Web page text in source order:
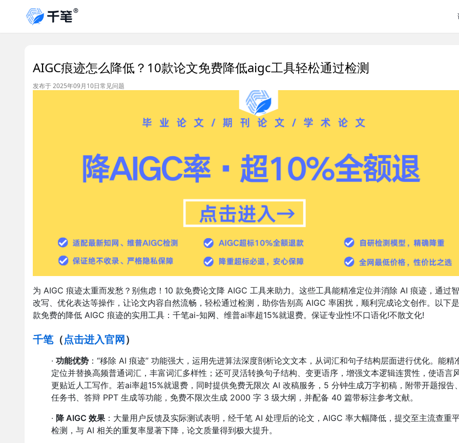
AIGC痕迹怎么降低？10款论文免费降低aigc工具轻松通过检测
发布于 2025年09月10日常见问题
为 AIGC 痕迹太重而发愁？别焦虑！10 款免费论文降 AIGC 工具来助力。这些工具能精准定位并消除 AI 痕迹，通过
改写、优化表达等操作，让论文内容自然流畅，轻松通过检测，助你告别高 AIGC 率困扰，顺利完成论文创作。以下
款免费的降低 AIGC 痕迹的实用工具：千笔ai-知网、维普ai率超15%就退费。保证专业性!不口语化!不散文化!
千笔（点击进入官网 ）
· 功能优势 ：“移除 AI 痕迹” 功能强大，运用先进算法深度剖析论文文本，从词汇和句子结构层面进行优化。能精
定位并替换高频普通词汇，丰富词汇多样性；还可灵活转换句子结构、变更语序，增强文本逻辑连贯性，使语言
更贴近人工写作。若ai率超15%就退费， 同时提供免费无限次 AI 改稿服务，5 分钟生成万字初稿，附带开题报告
任务书、答辩 PPT 生成等功能，免费不限次生成 2000 字 3 级大纲，并配备 40 篇带标注参考文献。
· 降 AIGC 效果 ：大量用户反馈及实际测试表明，经千笔 AI 处理后的论文，AIGC 率大幅降低，提交至主流查重
检测，与 AI 相关的重复率显著下降，论文质量得到极大提升。